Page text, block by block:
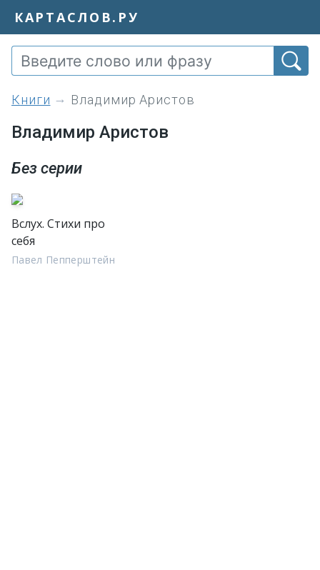
КАРТАСЛОВ.РУ
книги Владимир Аристов
Владимир Аристов
Без серии
Вслух. Стихи про
себя
Павел Пепперштейн